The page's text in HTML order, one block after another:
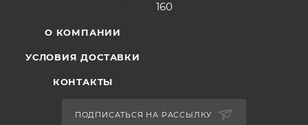
160
О КОМПАНИИ
УСЛОВИЯ ДОСТАВКИ
КОНТАКТЫ
ПОДПИСАТЬСЯ НА РАССЫЛКУ